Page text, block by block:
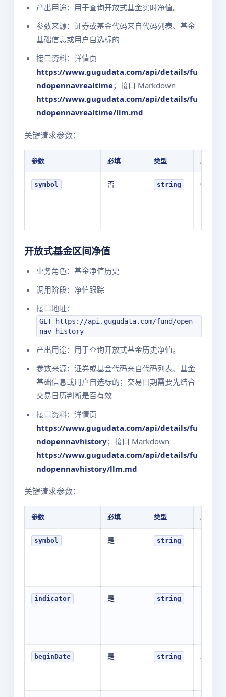
产出用途：用于查询开放式基金实时净值。
参数来源：证券或基金代码来自代码列表、基金
基础信息或用户自选标的
接口资料：详情页
https://www.gugudata.com/api/details/fu
ndopennavrealtime；接口 Markdown
https://www.gugudata.com/api/details/fu
ndopennavrealtime/llm.md
关键请求参数：
参数 必填 类型 默认值
symbol 否 string 017437
开放式基金区间净值
业务角色：基金净值历史
调用阶段：净值跟踪
接口地址：
GET https://api.gugudata.com/fund/open-
nav-history
产出用途：用于查询开放式基金历史净值。
参数来源：证券或基金代码来自代码列表、基金
基础信息或用户自选标的；交易日期需要先结合
交易日历判断是否有效
接口资料：详情页
https://www.gugudata.com/api/details/fu
ndopennavhistory；接口 Markdown
https://www.gugudata.com/api/details/fu
ndopennavhistory/llm.md
关键请求参数：
参数 必填 类型 默认值
symbol 是 string 710001
indicator 是 string
单位净
走势
beginDate 是 string